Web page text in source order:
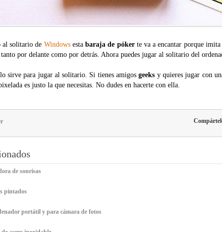
al solitario de Windowsestabaraja de pókerte va a encantar porque imita
por delante como por detrás. Ahora puedes jugar al solitario del
sirve para jugar al solitario. Si tienes amigosgeeks y quieres jugar con
es justo la que necesitas. No dudes en hacerte con ella.
de sonrisas
pintados
portátil y para cámara de fotos